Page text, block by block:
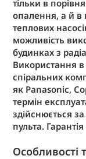
тільки в
опалення, а й в
теплових
можливість
будинках з
Використання
спіральних
як Panasonic,
термін
здійснюється
пульта.
Особливості